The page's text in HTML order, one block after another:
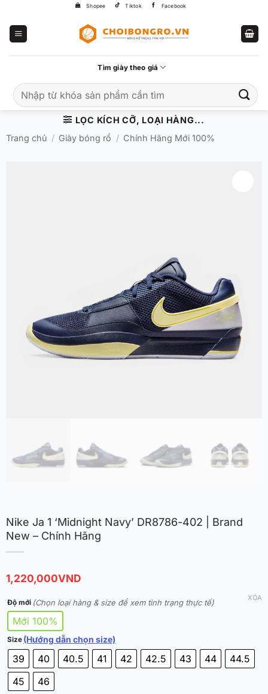
Shopee Tiktok Facebook
Tìm giày theo giá
kiếm:
LỌC KÍCH CỠ, LOẠI HÀNG...
Trang chủ / Giày bóng rổ / Chính Hãng Mới 100%
Nike Ja 1 ‘Midnight Navy’ DR8786-402 | Brand
New – Chính Hãng
1,220,000VND
Độ mới (Chọn loại hàng & size để xem tình trạng thực tế)
Mới 100%
Size (Hướng dẫn chọn size)
39 40 40.5 41 42 42.5 43 44
44.5
45
46
XÓA